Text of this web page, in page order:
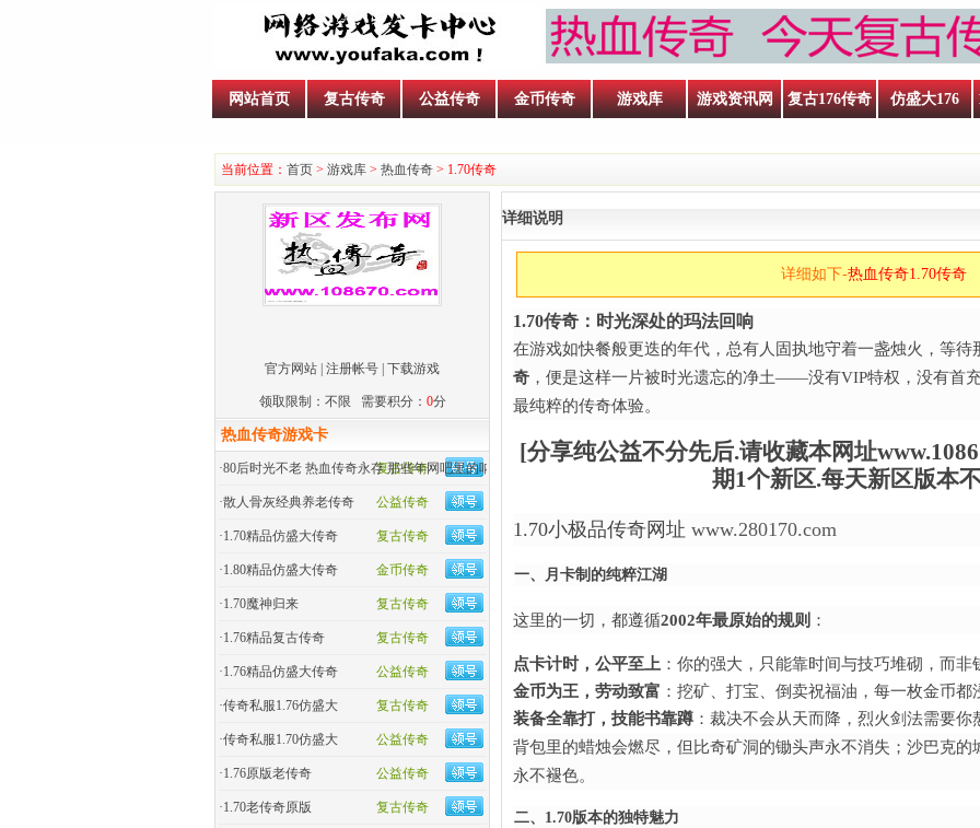
网站首页 复古传奇 公益传奇 金币传奇 游戏库 游戏资讯网 复古176传奇 仿盛大176
当前位置： 首页 > 游戏库 > 热血传奇 > 1.70传奇
官方网站 注册帐号 下载游戏
领取限制：不限 需要积分： 0分
热血传奇游戏卡
复古传奇
·80后时光不老 热血传奇永存 那些年网吧里的呐喊
公益传奇
·散人骨灰经典养老传奇
复古传奇
·1.70精品仿盛大传奇
金币传奇
·1.80精品仿盛大传奇
复古传奇
·1.70魔神归来
复古传奇
·1.76精品复古传奇
公益传奇
·1.76精品仿盛大传奇
复古传奇
·传奇私服1.76仿盛大
公益传奇
·传奇私服1.70仿盛大
公益传奇
·1.76原版老传奇
复古传奇
·1.70老传奇原版
详细说明
详细如下-热血传奇1.70传奇
1.70传奇：时光深处的玛法回响
在游戏如快餐般更迭的年代，总有人固执地守着一盏烛火，等待
奇 ，便是这样一片被时光遗忘的净土——没有VIP特权，没有首
最纯粹的传奇体验。
[分享纯公益不分先后.请收藏本网址
期1个新区.每天新区版本
1.70小极品传奇网址www.280170.com
一、月卡制的纯粹江湖
这里的一切，都遵循2002年最原始的规则 ​：
点卡计时，公平至上 ：你的强大，只能靠时间与技巧堆砌，而非
金币为王，劳动致富 ：挖矿、打宝、倒卖祝福油，每一枚金币都
装备全靠打，技能书靠蹲 ：裁决不会从天而降，烈火剑法需要你
背包里的蜡烛会燃尽，但比奇矿洞的锄头声永不消失；沙巴克
永不褪色。
二、1.70版本的独特魅力